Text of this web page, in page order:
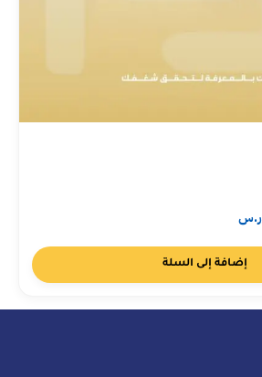
ر.س
إضافة إلى السلة